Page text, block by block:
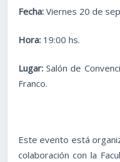
Fecha: Viernes 20 de
Hora: 19:00 hs.
Lugar: Salón de
Franco.
Este evento está
colaboración con la